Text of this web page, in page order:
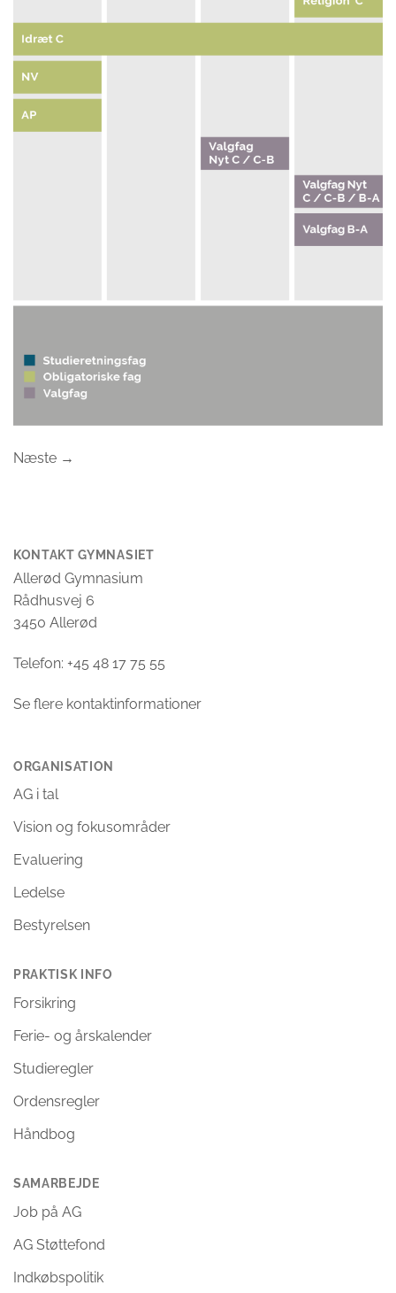
Næste →
KONTAKT GYMNASIET
Allerød Gymnasium
Rådhusvej 6
3450 Allerød
Telefon: +45 48 17 75 55
Se flere kontaktinformationer
ORGANISATION
AG i tal
Vision og fokusområder
Evaluering
Ledelse
Bestyrelsen
PRAKTISK INFO
Forsikring
Ferie- og årskalender
Studieregler
Ordensregler
Håndbog
SAMARBEJDE
Job på AG
AG Støttefond
Indkøbspolitik